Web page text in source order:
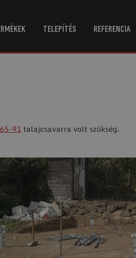
TELEPÍTÉS REFERENCIA
91talajcsavarra volt szükség.